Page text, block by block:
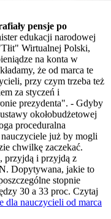
pensje po
edukacji narodowej
Wirtualnej Polski,
na konta w
że od marca te
przy czym trzeba też
za styczeń i
prezydenta". - Gdyby
okołobudżetowej
proceduralna
już by mogli
chwilkę zaczekać.
przyjdą i przyjdą z
Dopytywana, jakie to
stopnie
30 a 33 proc. Czytaj
dla nauczycieli od marca